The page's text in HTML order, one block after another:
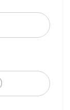
Mall
Ruko,
bantu